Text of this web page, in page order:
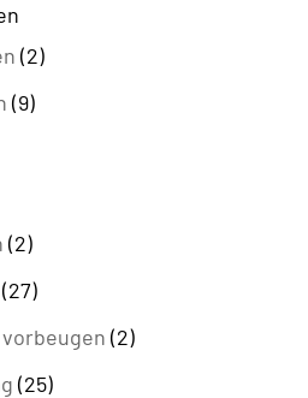
(2)
(9)
(2)
(27)
(2)
(25)